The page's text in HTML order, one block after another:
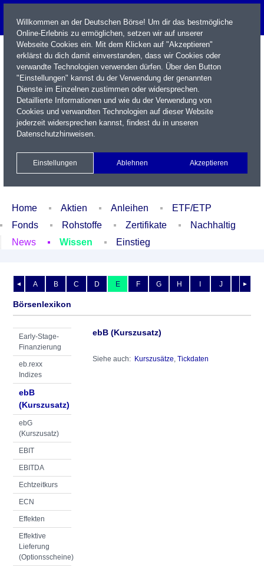
Name / WKN / ISIN / Kürzel
Xetra Realtime
Watchlist Portfolio Login
Home Aktien Anleihen
ETF/ETP
Fonds
Rohstoffe Zertifikate
Nachhaltig
News
Wissen Einstieg
◄ ►
A B C D E F G H I J K
Börsenlexikon
Early-Stage-
Finanzierung
eb.rexx
Indizes
ebB
(Kurszusatz)
ebG
(Kurszusatz)
EBIT
EBITDA
Echtzeitkurs
ECN
Effekten
Effektive
Lieferung
(Optionsscheine)
ebB (Kurszusatz)
Siehe auch: Kurszusätze, Tickdaten
Willkommen an der Deutschen Börse! Um dir das bestmögliche
Online-Erlebnis zu ermöglichen, setzen wir auf unserer
Webseite Cookies ein. Mit dem Klicken auf "Akzeptieren"
erklärst du dich damit einverstanden, dass wir Cookies oder
verwandte Technologien verwenden dürfen. Über den Button
"Einstellungen" kannst du der Verwendung der genannten
Dienste im Einzelnen zustimmen oder widersprechen.
Detaillierte Informationen und wie du der Verwendung von
Cookies und verwandten Technologien auf dieser Website
jederzeit widersprechen kannst, findest du in unseren
Datenschutzhinweisen.
Einstellungen Ablehnen Akzeptieren